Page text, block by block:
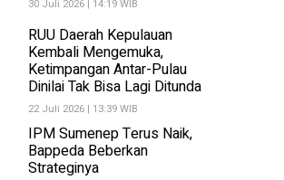
30 Juli 2026 | 14:19 WIB
RUU Daerah Kepulauan
Kembali Mengemuka,
Ketimpangan Antar-Pulau
Dinilai Tak Bisa Lagi Ditunda
22 Juli 2026 | 13:39 WIB
IPM Sumenep Terus Naik,
Bappeda Beberkan
Strateginya